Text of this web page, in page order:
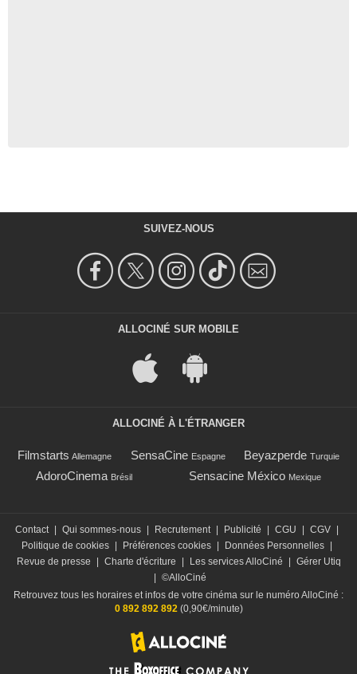
SUIVEZ-NOUS
ALLOCINÉ SUR MOBILE
ALLOCINÉ À L'ÉTRANGER
Filmstarts Allemagne SensaCine Espagne Beyazperde Turquie
AdoroCinema Brésil Sensacine México Mexique
Contact Qui sommes-nous Recrutement Publicité CGU CGV
Politique de cookies
Préférences cookies Données Personnelles
Revue de presse
Charte d'écriture Les services AlloCiné
Gérer Utiq
©AlloCiné
Retrouvez tous les horaires et infos de votre cinéma sur le numéro AlloCiné :
0 892 892 892(0,90€/minute)